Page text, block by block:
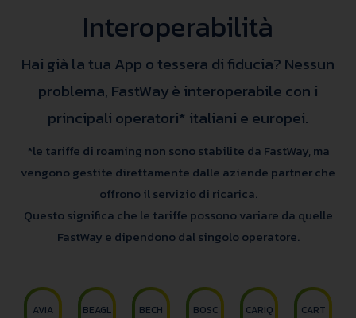
Interoperabilità
Hai già la tua App o tessera di fiducia? Nessun
problema, FastWay è interoperabile con i
principali operatori* italiani e europei.
*le tariffe di roaming non sono stabilite da FastWay, ma
vengono gestite direttamente dalle aziende partner che
offrono il servizio di ricarica.
Questo significa che le tariffe possono variare da quelle
FastWay e dipendono dal singolo operatore.
AVIA
BEAGL
BECH
BOSC
CARIQ
CART